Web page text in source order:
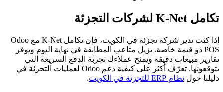
تكامل K-Net لشركات التجزئة
إذا كنت تدير شركة تجزئة في الكويت، فإن تكامل K-Net مع Odoo
POS ذو قيمة خاصة. يزيل متاعب المطابقة في نهاية اليوم ويوفر
تقارير مبيعات دقيقة ويمنح عملاءك تجربة الدفع السريعة التي
يتوقعونها. تعرّف أكثر على كيفية دعم Odoo لعمليات التجزئة في
دليلنا حول نظام ERP للتجزئة في الكويت .